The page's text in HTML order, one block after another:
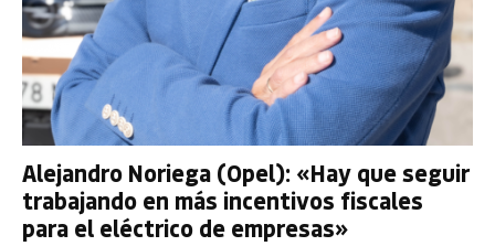
Alejandro Noriega (Opel): «Hay que seguir
trabajando en más incentivos fiscales
para el eléctrico de empresas»